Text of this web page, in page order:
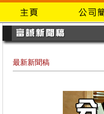
最新新聞稿